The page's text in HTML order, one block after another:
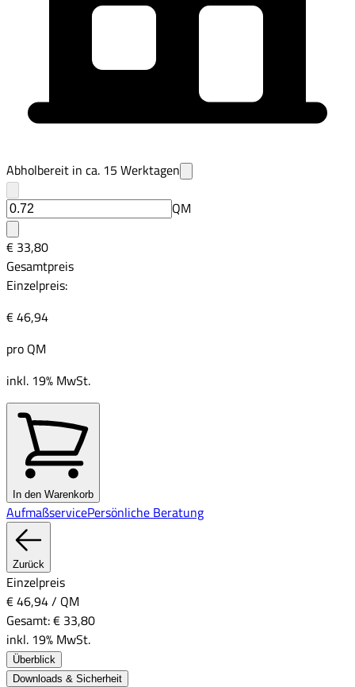
Abholbereit in ca. 15 Werktagen
QM
€ 33,80
Gesamtpreis
Einzelpreis:
€ 46,94
pro QM
inkl. 19% MwSt.
In den Warenkorb
AufmaßservicePersönliche Beratung
Zurück
Einzelpreis
€ 46,94/ QM
Gesamt:€ 33,80
inkl. 19% MwSt.
Überblick
Downloads & Sicherheit